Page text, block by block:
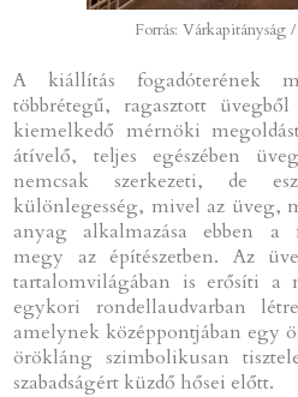
Forrás: Várkapitányság
A kiállítás fogadóterének
többrétegű, ragasztott
kiemelkedő mérnöki
átívelő, teljes egészében
nemcsak szerkezeti, de
különlegesség, mivel az üveg,
anyag alkalmazása ebben a
megy az építészetben. Az
tartalomvilágában is erősíti a
egykori rondellaudvarban
amelynek középpontjában egy
örökláng szimbolikusan
szabadságért küzdő hősei előtt.